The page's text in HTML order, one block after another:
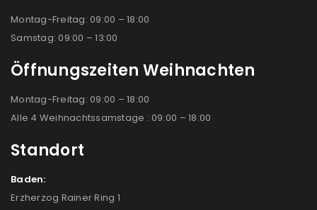
Montag-Freitag: 09:00 – 18:00
Samstag: 09:00 – 13:00
Öffnungszeiten Weihnachten
Montag-Freitag: 09:00 – 18:00
Alle 4 Weihnachtssamstage : 09:00 – 18:00
Standort
Baden:
Erzherzog Rainer Ring 1